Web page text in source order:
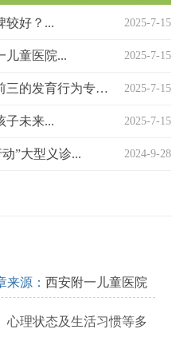
较好？... 2025-7-15
儿童医院... 2025-7-15
西安哪家医院儿童医院评价好—西安排名前三的发育行为专科医院？... 2025-7-15
子未来... 2025-7-15
”大型义诊... 2024-9-28
来源： 西安附一儿童医院
心理状态及生活习惯等多